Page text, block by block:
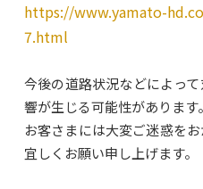
https://www.yamato-
7.html
今後の道路状況などによっ
響が生じる可能性があります。
お客さまには大変ご迷惑を
宜しくお願い申し上げます。